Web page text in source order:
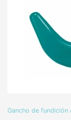
Gancho de fundición